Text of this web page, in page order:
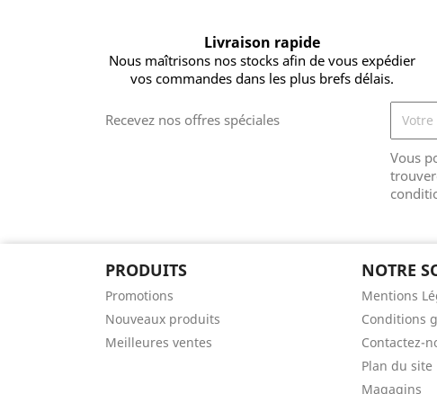
Livraison rapide
Nous maîtrisons nos stocks afin de vous expédier
vos commandes dans les plus brefs délais.
Recevez nos offres spéciales
Vous
PRODUITS
Promotions
Nouveaux produits
Meilleures ventes
NOTRE
Mentions
Conditions
Contactez-
Plan du site
Magagins